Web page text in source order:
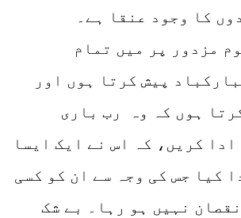
کا وجود عنقا ہے۔
مزدور پر میں تمام
پیش کرتا ہوں اور
ہوں کہ وہ رب باری
کریں، کہ اس نے ایک ایسا
کیا جس کی وجہ سے ان کو کسی
نہیں ہو رہا۔ بے شک